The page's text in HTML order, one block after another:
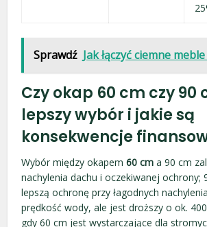
Sprawdź Jak łączyć ciemne
Czy okap 60 cm czy 90
lepszy wybór i jakie są
konsekwencje
Wybór między okapem60 cm a 90 cm
nachylenia dachu i oczekiwanej ochrony;
lepszą ochronę przy łagodnych
prędkość wody, ale jest droższy o ok.
gdy 60 cm jest wystarczające dla